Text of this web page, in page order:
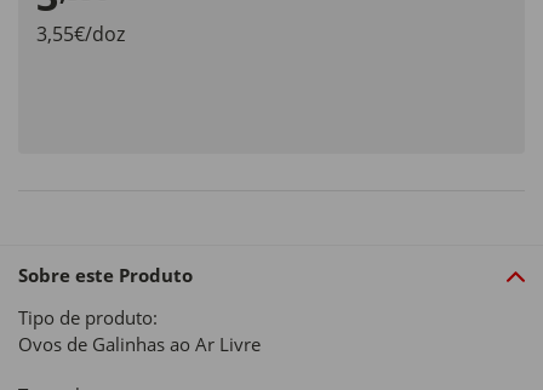
3,55€/doz
Sobre este Produto
Tipo de produto:
Ovos de Galinhas ao Ar Livre